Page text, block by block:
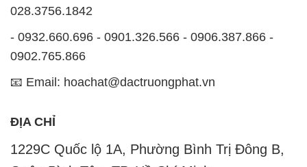
028.3756.1842
- 0932.660.696 - 0901.326.566 - 0906.387.866 -
0902.765.866
📧 Email: hoachat@dactruongphat.vn
ĐỊA CHỈ
1229C Quốc lộ 1A, Phường Bình Trị Đông B,